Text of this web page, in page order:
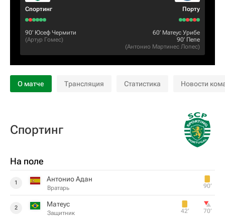
Спортинг Порту
90‎’‎ Юсеф Чермити
(Артур Гомес)
60‎’‎ Матеус Урибе
90‎’‎ Пепе
(Антонио Мартинес Лопес)
О матче Трансляция Статистика Новости
Спортинг
На поле
1 Антонио Адан
Вратарь 90‎’‎
2 Матеус
Защитник 42‎’‎ 70‎’‎